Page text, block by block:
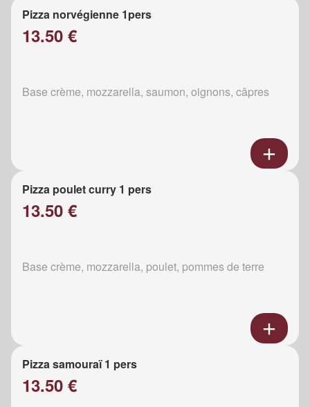
Pizza norvégienne 1pers
13.50 €
Base crème, mozzarella, saumon, oignons, câpres
Pizza poulet curry 1 pers
13.50 €
Base crème, mozzarella, poulet, pommes de terre
Pizza samouraï 1 pers
13.50 €